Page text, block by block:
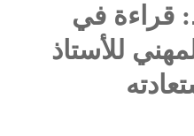
في
للأستاذ